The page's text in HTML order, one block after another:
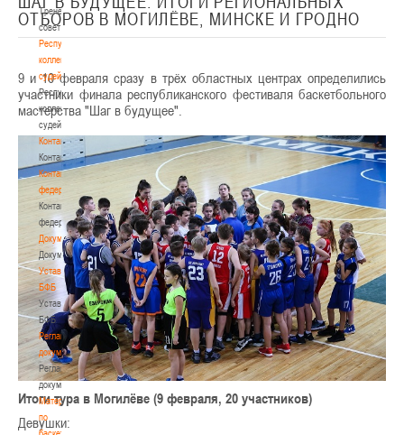
Тренерский
совет
Республиканская
коллегия
судей
Республиканская
коллегия
судей
Контакты
Контакты
Контакты
федерации
Контакты
федерации
Документы
Документы
Устав
БФБ
Устав
БФБ
Регламентирующие
документы
Регламентирующие
документы
Материалы
по
баскетбольной
ОТБОРОВ В МОГИЛЁВЕ, МИНСКЕ И ГРОДНО
9 и 10 февраля сразу в трёх областных центрах определились
участники финала республиканского фестиваля баскетбольного
мастерства "Шаг в будущее".
Итоги тура в Могилёве (9 февраля, 20 участников)
Девушки: